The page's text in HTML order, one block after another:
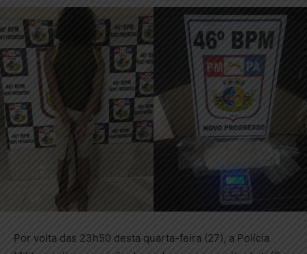
Por volta das 23h50 desta quarta-feira (27), a Polícia